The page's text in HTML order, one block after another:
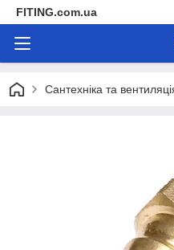
FITING.com.ua
Сантехніка та